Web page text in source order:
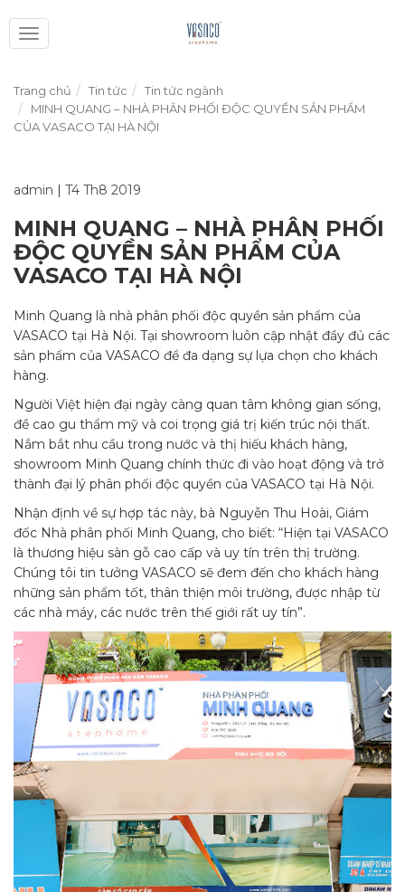
Toggle
navigation
Trang chủ Tin tức
Tin tức ngành
MINH QUANG – NHÀ PHÂN PHỐI ĐỘC QUYỀN SẢN PHẨM
CỦA VASACO TẠI HÀ NỘI
admin | T4 Th8 2019
MINH QUANG – NHÀ PHÂN PHỐI
ĐỘC QUYỀN SẢN PHẨM CỦA
VASACO TẠI HÀ NỘI
Minh Quang là nhà phân phối độc quyền sản phẩm của
VASACO tại Hà Nội. Tại showroom luôn cập nhật đầy đủ các
sản phẩm của VASACO để đa dạng sự lựa chọn cho khách
hàng.
Người Việt hiện đại ngày càng quan tâm không gian sống,
đề cao gu thẩm mỹ và coi trọng giá trị kiến trúc nội thất.
Nắm bắt nhu cầu trong nước và thị hiếu khách hàng,
showroom Minh Quang chính thức đi vào hoạt động và trở
thành đại lý phân phối độc quyền của VASACO tại Hà Nội.
Nhận định về sự hợp tác này, bà Nguyễn Thu Hoài, Giám
đốc Nhà phân phối Minh Quang, cho biết: “Hiện tại VASACO
là thương hiệu sàn gỗ cao cấp và uy tín trên thị trường.
Chúng tôi tin tưởng VASACO sẽ đem đến cho khách hàng
những sản phẩm tốt, thân thiện môi trường, được nhập từ
các nhà máy, các nước trên thế giới rất uy tín”.